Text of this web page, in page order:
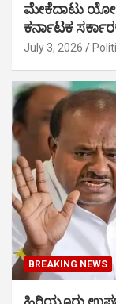
ಮೇಕೆದಾಟು
ಕರ್ನಾಟಕ
July 3, 2026
BREAKING NEWS